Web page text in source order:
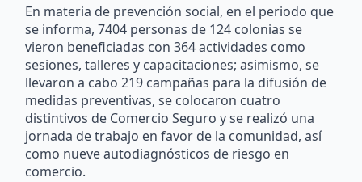
En materia de prevención social, en el periodo que
se informa, 7404 personas de 124 colonias se
vieron beneficiadas con 364 actividades como
sesiones, talleres y capacitaciones; asimismo, se
llevaron a cabo 219 campañas para la difusión de
medidas preventivas, se colocaron cuatro
distintivos de Comercio Seguro y se realizó una
jornada de trabajo en favor de la comunidad, así
como nueve autodiagnósticos de riesgo en
comercio.